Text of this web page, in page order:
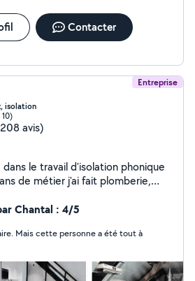
Contacter
Entreprise
isolation
10)
avis)
le travail d'isolation phonique
de métier j'ai fait plomberie,
tout travaux
mes travaux sont couvert par
Chantal : 4/5
Mais cette personne a été tout à